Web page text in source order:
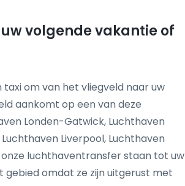
volgende vakantie of
om van het vliegveld naar uw
aankomt op een van deze
Londen-Gatwick, Luchthaven
Liverpool, Luchthaven
luchthaventransfer staan tot uw
gebied omdat ze zijn uitgerust met